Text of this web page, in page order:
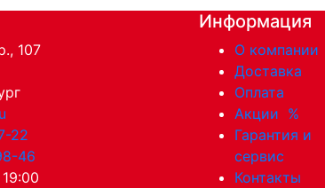
107
22
46
Информация
О компании
Доставка
Оплата
Акции %
Гарантия и
сервис
Контакты